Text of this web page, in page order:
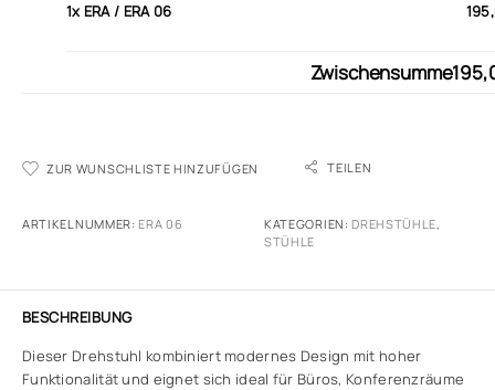
1xERA / ERA 06
Zwischensumme
ZUR WUNSCHLISTE HINZUFÜGEN TEILEN
ARTIKELNUMMER:ERA 06 KATEGORIEN:DREHSTÜHLE,
STÜHLE
BESCHREIBUNG
Dieser Drehstuhl kombiniert modernes Design mit hoher
Funktionalität und eignet sich ideal für Büros, Konferenzräume